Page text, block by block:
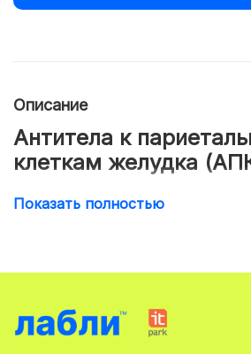
Описание
Антитела к
клеткам желудка
В комплексе исследований для
Можно сдавать кровь в течение
Показать полностью